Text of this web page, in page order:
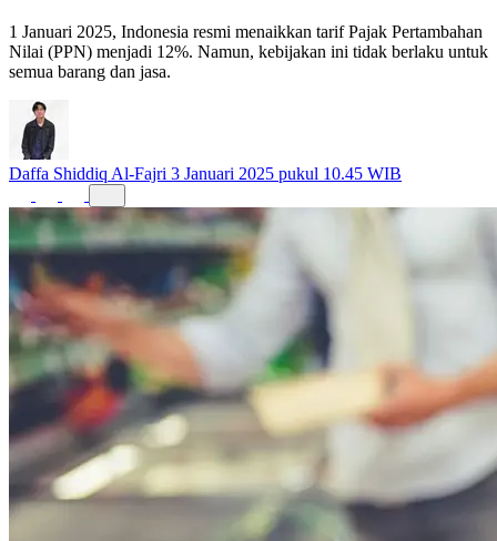
1 Januari 2025, Indonesia resmi menaikkan tarif Pajak Pertambahan
Nilai (PPN) menjadi 12%. Namun, kebijakan ini tidak berlaku untuk
semua barang dan jasa.
Daffa Shiddiq Al-Fajri 3 Januari 2025 pukul 10.45 WIB